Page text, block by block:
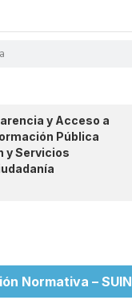
y Acceso a
Pública
y Servicios
Normativa – SUIN